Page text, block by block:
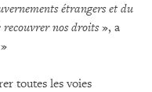
étrangers et du
recouvrer nos droits», a
toutes les voies